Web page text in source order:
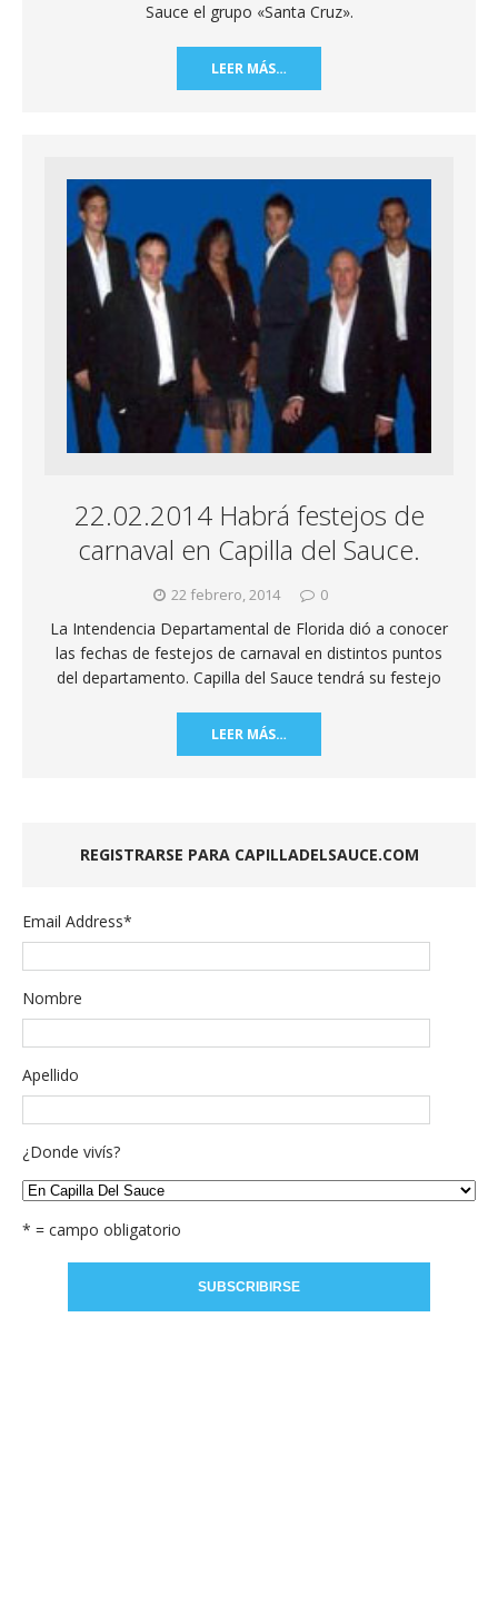
Sauce el grupo «Santa Cruz».
LEER MÁS…
22.02.2014 Habrá festejos de
carnaval en Capilla del Sauce.
22 febrero, 2014 0
La Intendencia Departamental de Florida dió a conocer
las fechas de festejos de carnaval en distintos puntos
del departamento. Capilla del Sauce tendrá su festejo
LEER MÁS…
REGISTRARSE PARA CAPILLADELSAUCE.COM
Email Address*
Nombre
Apellido
¿Donde vivís?
* = campo obligatorio